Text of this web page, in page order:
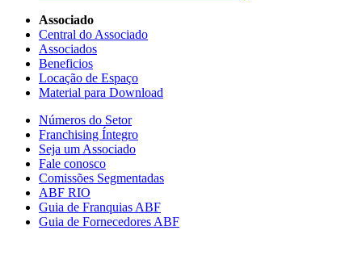
Associado
Central do Associado
Associados
Beneficios
Locação de Espaço
Material para Download
Números do Setor
Franchising Íntegro
Seja um Associado
Fale conosco
Comissões Segmentadas
ABF RIO
Guia de Franquias ABF
Guia de Fornecedores ABF